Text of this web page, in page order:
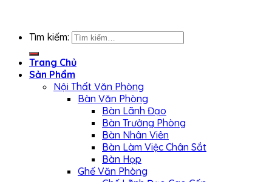
Tìm kiếm:
Trang Chủ
Sản Phẩm
Nội Thất Văn Phòng
Bàn Văn Phòng
Bàn Lãnh Đạo
Bàn Trưởng Phòng
Bàn Nhân Viên
Bàn Làm Việc Chân Sắt
Bàn Họp
Ghế Văn Phòng